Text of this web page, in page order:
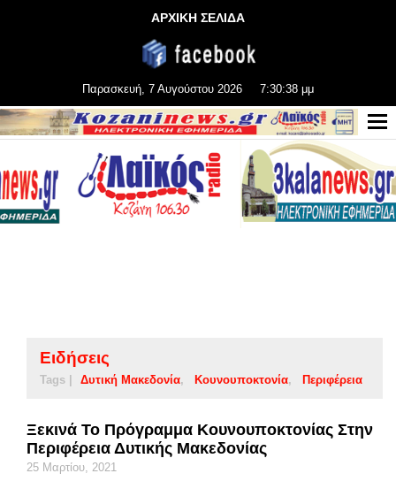
ΑΡΧΙΚΗ ΣΕΛΙΔΑ
Παρασκευή, 7 Αυγούστου 2026 7:30:39 μμ
Ειδήσεις
Tags | Δυτική Μακεδονία Κουνουποκτονία Περιφέρεια
Ξεκινά Το Πρόγραμμα Κουνουποκτονίας Στην
Περιφέρεια Δυτικής Μακεδονίας
25 Μαρτίου, 2021